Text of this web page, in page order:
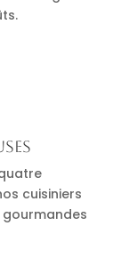
cuisiniers